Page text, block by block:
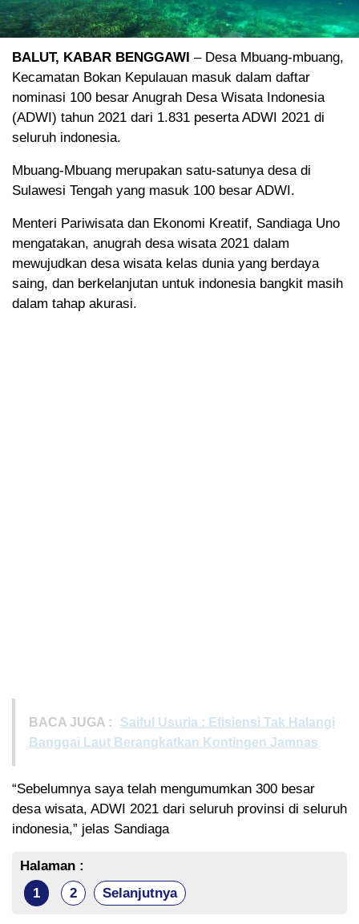
BALUT, KABAR BENGGAWI – Desa Mbuang-mbuang,
Kecamatan Bokan Kepulauan masuk dalam daftar
nominasi 100 besar Anugrah Desa Wisata Indonesia
(ADWI) tahun 2021 dari 1.831 peserta ADWI 2021 di
seluruh indonesia.
Mbuang-Mbuang merupakan satu-satunya desa di
Sulawesi Tengah yang masuk 100 besar ADWI.
Menteri Pariwisata dan Ekonomi Kreatif, Sandiaga Uno
mengatakan, anugrah desa wisata 2021 dalam
mewujudkan desa wisata kelas dunia yang berdaya
saing, dan berkelanjutan untuk indonesia bangkit masih
dalam tahap akurasi.
BACA JUGA :
Saiful Usuria : Efisiensi Tak Halangi
Banggai Laut Berangkatkan Kontingen Jamnas
“Sebelumnya saya telah mengumumkan 300 besar
desa wisata, ADWI 2021 dari seluruh provinsi di seluruh
indonesia,” jelas Sandiaga
Halaman :
1
2 Selanjutnya